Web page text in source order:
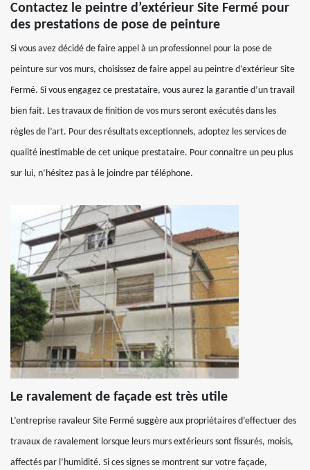
Contactez le peintre d’extérieur Site Fermé pour
des prestations de pose de peinture
Si vous avez décidé de faire appel à un professionnel pour la pose de
peinture sur vos murs, choisissez de faire appel au peintre d’extérieur Site
Fermé. Si vous engagez ce prestataire, vous aurez la garantie d’un travail
bien fait. Les travaux de finition de vos murs seront exécutés dans les
règles de l’art. Pour des résultats exceptionnels, adoptez les services de
qualité inestimable de cet unique prestataire. Pour connaitre un peu plus
sur lui, n’hésitez pas à le joindre par téléphone.
Le ravalement de façade est très utile
L’entreprise ravaleur Site Fermé suggère aux propriétaires d’effectuer des
travaux de ravalement lorsque leurs murs extérieurs sont fissurés, moisis,
affectés par l’humidité. Si ces signes se montrent sur votre façade,